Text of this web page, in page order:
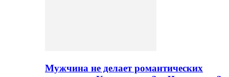
Мужчина не делает романтических